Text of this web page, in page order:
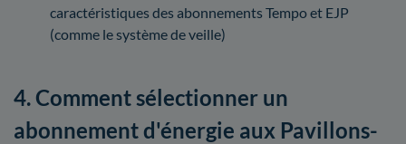
caractéristiques des abonnements Tempo et EJP
(comme le système de veille)
4. Comment sélectionner un
abonnement d'énergie aux Pavillons-